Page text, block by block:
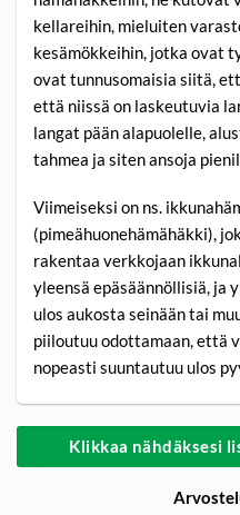
kellareihin, mieluiten
kesämökkeihin, jotka ovat
ovat tunnusomaisia siitä,
että niissä on laskeutuvia
langat pään alapuolelle,
tahmea ja siten ansoja
Viimeiseksi on ns.
(pimeähuonehämähäkki),
rakentaa verkkojaan
yleensä epäsäännöllisiä, ja
ulos aukosta seinään tai
piiloutuu odottamaan, että
nopeasti suuntautuu ulos
Klikkaa nähdäksesi